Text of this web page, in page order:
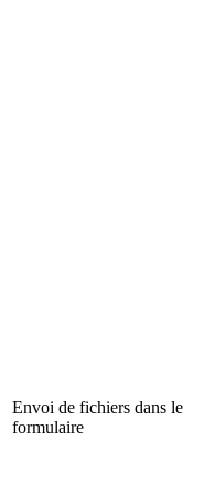
Envoi de fichiers dans le
formulaire